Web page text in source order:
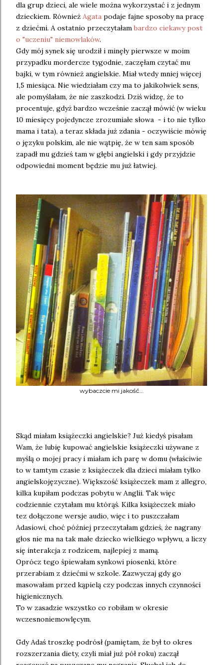
dla grup dzieci, ale wiele można wykorzystać i z jednym
dzieckiem. Również Agata podaje fajne sposoby na pracę
z dziećmi. A ostatnio przeczytałam bardzo ciekawy post
o "uczeniu" niemowlaków.
Gdy mój synek się urodził i minęły pierwsze w moim
przypadku mordercze tygodnie, zaczęłam czytać mu
bajki, w tym również angielskie. Miał wtedy mniej więcej
1,5 miesiąca. Nie wiedziałam czy ma to jakikolwiek sens,
ale pomyślałam, że nie zaszkodzi. Dziś widzę, że to
procentuje, gdyż bardzo wcześnie zaczął mówić (w wieku
10 miesięcy pojedyncze zrozumiałe słowa - i to nie tylko
mama i tata), a teraz składa już zdania - oczywiście mówię
o języku polskim, ale nie wątpię, że w ten sam sposób
zapadł mu gdzieś tam w głębi angielski i gdy przyjdzie
odpowiedni moment będzie mu już łatwiej.
wybaczcie mi jakość...
Skąd miałam książeczki angielskie? Już kiedyś pisałam
Wam, że lubię kupować angielskie książeczki używane z
myślą o mojej pracy i miałam ich parę w domu (właściwie
to w tamtym czasie z książeczek dla dzieci miałam tylko
angielskojęzyczne). Większość książeczek mam z allegro,
kilka kupiłam podczas pobytu w Anglii. Tak więc
codziennie czytałam mu którąś. Kilka książeczek miało
tez dołączone wersje audio, więc i to puszczałam
Adasiowi, choć później przeczytałam gdzieś, że nagrany
głos nie ma na tak małe dziecko wielkiego wpływu, a liczy
się interakcja z rodzicem, najlepiej z mamą.
Oprócz tego śpiewałam synkowi piosenki, które
przerabiam z dziećmi w szkole. Zazwyczaj gdy go
masowałam przed kąpielą czy podczas innych czynności
higienicznych.
To w zasadzie wszystko co robiłam w okresie
wczesnoniemowlęcym.
Gdy Adaś troszkę podrósł (pamiętam, że był to okres
rozszerzania diety, czyli miał już pół roku) zaczął